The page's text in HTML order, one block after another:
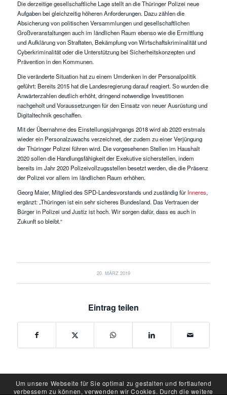
Die derzeitige gesellschaftliche Lage stellt an die Thüringer Polizei neue
Aufgaben bei gleichzeitig höheren Anforderungen. Dazu zählen die
Absicherung von politischen Versammlungen und gesellschaftlichen
Großveranstaltungen auch im ländlichen Raum ebenso wie die Ermittlung
und Aufklärung von Straftaten, Bekämpfung von Wirtschaftskriminalität und
Cyberkriminalität oder die Unterstützung bei Sicherheitskonzepten und
Prävention in den Kommunen.
Die veränderte Situation hat zu einem Umdenken in der Personalpolitik
geführt: Bereits 2015 hat die Landesregierung darauf reagiert. So wurden die
Anwärterzahlen deutlich erhöht, dringend notwendige Investitionen
nachgeholt und Voraussetzungen für den Einsatz von neuer Ausrüstung und
Digitaltechnik geschaffen.
Mit der Übernahme des Einstellungsjahrgangs 2018 wird ab 2020 erstmals
wieder ein Personalzuwachs verzeichnet, der zudem zu einer Verjüngung
der Thüringer Polizei führen wird. Die vorgesehenen Stellen im Haushalt
2020 sollen die Handlungsfähigkeit der Exekutive sicherstellen, indem
bereits im Jahr 2020 Polizeivollzugsstellen besetzt werden, die die Präsenz
der Polizei vor allem im ländlichen Raum erhöhen.
Georg Maier, Mitglied des SPD-Landesvorstands und zuständig für Inneres,
ergänzt: „Thüringen ist ein sehr sicheres Bundesland. Das Vertrauen der
Bürger in Polizei und Justiz ist hoch. Wir sorgen dafür, dass es auch in
Zukunft so bleibt.“
20. MÄRZ 2019
Eintrag teilen
Um unsere Webseite für Sie optimal zu gestalten und fortlaufend
verbessern zu können, verwenden wir Cookies. Durch die weitere